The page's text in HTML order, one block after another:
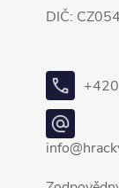
DIČ: